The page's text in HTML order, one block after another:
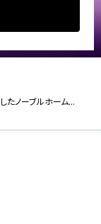
たノーブルホーム...